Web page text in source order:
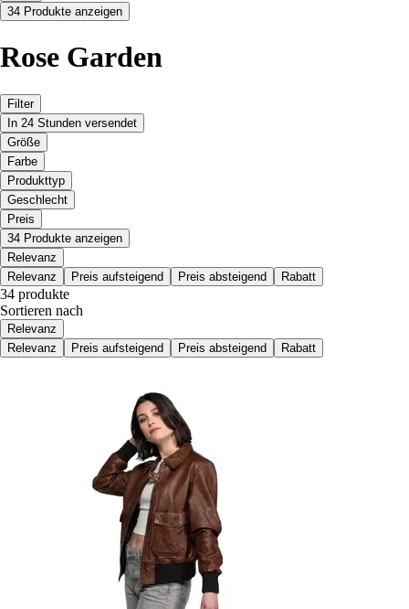
34 Produkte anzeigen
Rose Garden
Filter
In 24 Stunden versendet
Größe
Farbe
Produkttyp
Geschlecht
Preis
34 Produkte anzeigen
Relevanz
Relevanz
Preis aufsteigend Preis absteigend Rabatt
34 produkte
Sortieren nach
Relevanz
Relevanz
Preis aufsteigend Preis absteigend Rabatt